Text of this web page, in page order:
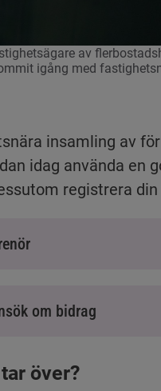
av
igång med
insamling av
idag använda en
registrera
om bidrag
över?